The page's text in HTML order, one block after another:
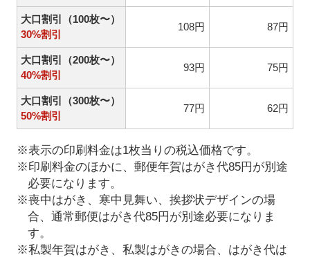
大口割引（100枚〜）
30%割引
108円 87円
大口割引（200枚〜）
40%割引
93円 75円
大口割引（300枚〜）
50%割引
77円 62円
※表示の印刷料金は1枚当りの税込価格です。
※印刷料金のほかに、郵便年賀はがき代85円が別途
必要になります。
※喪中はがき、寒中見舞い、挨拶状デザインの場
合、通常郵便はがき代85円が別途必要になりま
す。
※私製年賀はがき、私製はがきの場合、はがき代は